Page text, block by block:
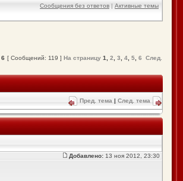
Сообщения без ответов | Активные темы
6 [ Сообщений: 119 ] На страницу 1 2 3 4 5 6 След.
Пред. тема | След. тема
Добавлено: 13 ноя 2012, 23:30